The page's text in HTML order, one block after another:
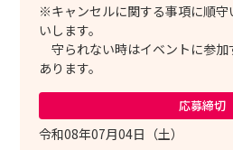
※キャンセルに関する事項に順守
いします。
守られない時はイベントに参加
あります。
応募締切
令和08年07月04日（土）